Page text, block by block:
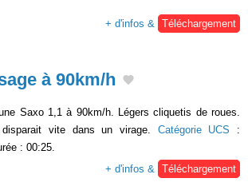
+ d'infos &
Téléchargement
à 90km/h
Saxo 1,1 à 90km/h. Légers cliquetis de roues.
vite dans un virage. Catégorie UCS :
: 00:25.
+ d'infos &
Téléchargement